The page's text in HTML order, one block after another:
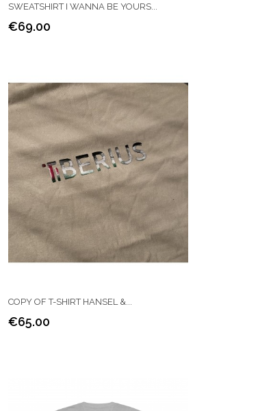
SWEATSHIRT I WANNA BE YOURS...
Price
€69.00
COPY OF T-SHIRT HANSEL &...
Price
€65.00